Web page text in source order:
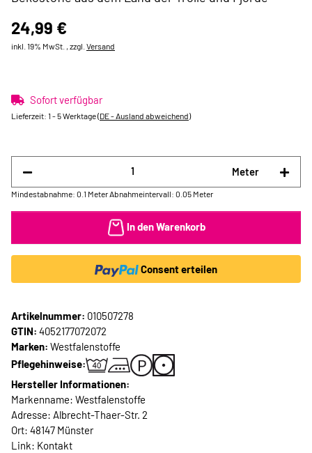
24,99 €
inkl. 19% MwSt. , zzgl. Versand
Sofort verfügbar
Lieferzeit: 1 - 5 Werktage(DE - Ausland abweichend)
Meter
Mindestabnahme: 0.1 Meter Abnahmeintervall: 0.05 Meter
In den Warenkorb
Consent erteilen
Artikelnummer: 010507278
GTIN: 4052177072072
Marken: Westfalenstoffe
Pflegehinweise:
Hersteller Informationen:
Markenname: Westfalenstoffe
Adresse: Albrecht-Thaer-Str. 2
Ort: 48147 Münster
Link: Kontakt